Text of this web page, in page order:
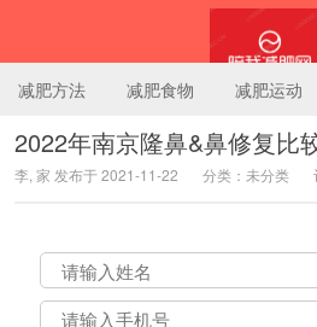
陪我减肥网
减肥方法 减肥食物 减肥运动
2022年南京隆鼻&鼻修复比
李, 家 发布于 2021-11-22 分类：未分类